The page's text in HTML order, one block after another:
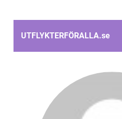
UTFLYKTERFÖRALLA.se